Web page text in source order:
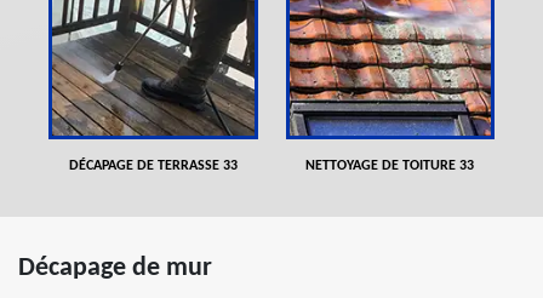
DÉCAPAGE DE TERRASSE 33 NETTOYAGE DE TOITURE 33
Décapage de mur